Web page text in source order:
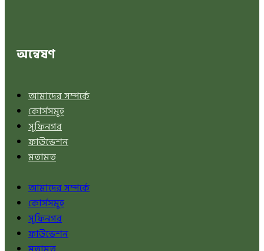
অন্বেষণ
আমাদের সম্পর্কে
কোর্সসমূহ
সুফিনগর
ফাউন্ডেশন
মতামত
আমাদের সম্পর্কে
কোর্সসমূহ
সুফিনগর
ফাউন্ডেশন